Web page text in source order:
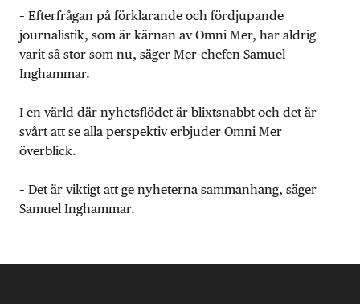
– Efterfrågan på förklarande och fördjupande
journalistik, som är kärnan av Omni Mer, har aldrig
varit så stor som nu, säger Mer-chefen Samuel
Inghammar.
I en värld där nyhetsflödet är blixtsnabbt och det är
svårt att se alla perspektiv erbjuder Omni Mer
överblick.
– Det är viktigt att ge nyheterna sammanhang, säger
Samuel Inghammar.